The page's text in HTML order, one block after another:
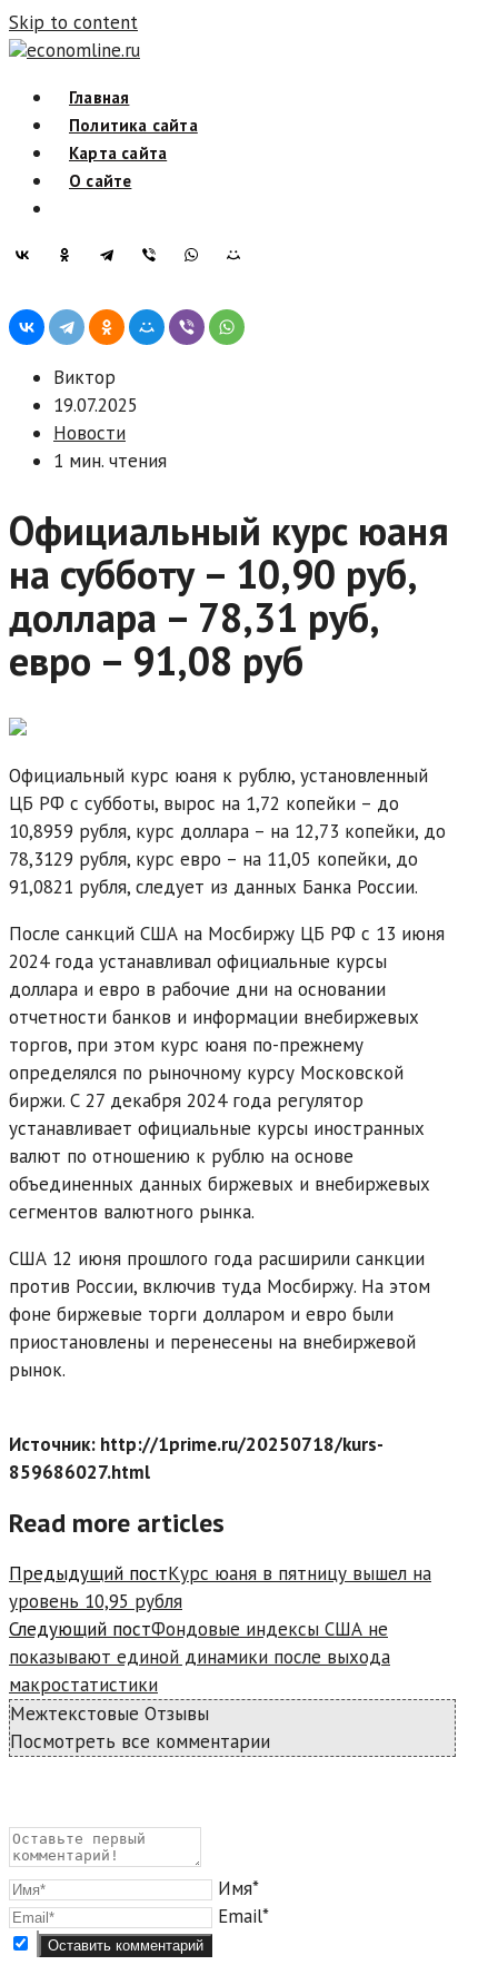
Skip to content
economline.ru
Главная
Политика сайта
Карта сайта
О сайте
Виктор
19.07.2025
Новости
1 мин. чтения
Официальный курс юаня
на субботу – 10,90 руб,
доллара – 78,31 руб,
евро – 91,08 руб
Официальный курс юаня к рублю, установленный
ЦБ РФ с субботы, вырос на 1,72 копейки – до
10,8959 рубля, курс доллара – на 12,73 копейки, до
78,3129 рубля, курс евро – на 11,05 копейки, до
91,0821 рубля, следует из данных Банка России.
После санкций США на Мосбиржу ЦБ РФ с 13 июня
2024 года устанавливал официальные курсы
доллара и евро в рабочие дни на основании
отчетности банков и информации внебиржевых
торгов, при этом курс юаня по-прежнему
определялся по рыночному курсу Московской
биржи. С 27 декабря 2024 года регулятор
устанавливает официальные курсы иностранных
валют по отношению к рублю на основе
объединенных данных биржевых и внебиржевых
сегментов валютного рынка.
США 12 июня прошлого года расширили санкции
против России, включив туда Мосбиржу. На этом
фоне биржевые торги долларом и евро были
приостановлены и перенесены на внебиржевой
рынок.
Источник: http://1prime.ru/20250718/kurs-
859686027.html
Read more articles
Предыдущий постКурс юаня в пятницу вышел на
уровень 10,95 рубля
Следующий постФондовые индексы США не
показывают единой динамики после выхода
макростатистики
Межтекстовые Отзывы
Посмотреть все комментарии
Имя*
Email*